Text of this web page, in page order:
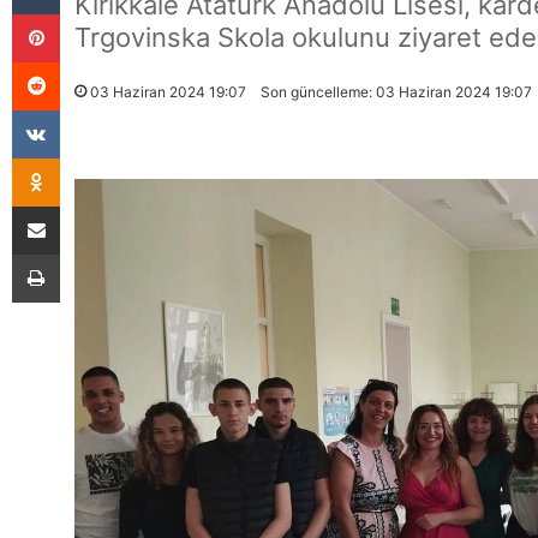
Trgovinska Skola okulunu ziyaret
03 Haziran 2024 19:07 Son güncelleme: 03 Haziran 2024 19:07
Pinterest